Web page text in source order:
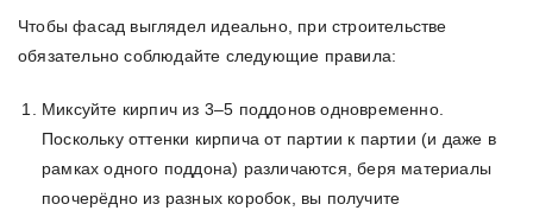
Чтобы фасад выглядел идеально, при строительстве
обязательно соблюдайте следующие правила:
Миксуйте кирпич из 3–5 поддонов одновременно.
Поскольку оттенки кирпича от партии к партии (и даже в
рамках одного поддона) различаются, беря материалы
поочерёдно из разных коробок, вы получите